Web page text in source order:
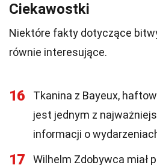
Ciekawostki
Niektóre fakty dotyczące
równie interesujące.
16
Tkanina z Bayeux,
jest jednym z
informacji o
17
Wilhelm Zdobywca miał